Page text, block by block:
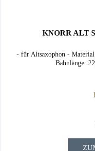
KNORR ALT
- für Altsaxophon -
Bahnlänge: